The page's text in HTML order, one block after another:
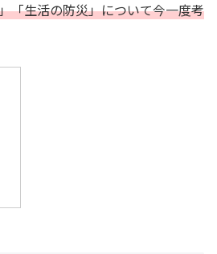
「生活の防災」について今一度考